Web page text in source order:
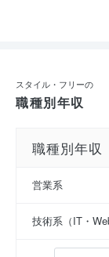
スタイル・フリーの
職種別年収
職種別年収
営業系
技術系（IT・